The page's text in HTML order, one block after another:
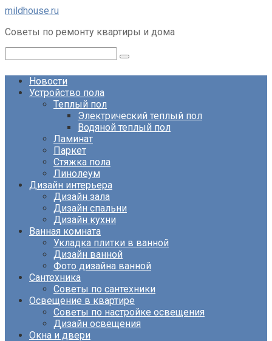
Перейти
контенту
mildhouse.ru
Советы по ремонту квартиры и дома
Новости
Устройство пола
Теплый пол
Электрический теплый пол
Водяной теплый пол
Ламинат
Паркет
Стяжка пола
Линолеум
Дизайн интерьера
Дизайн зала
Дизайн спальни
Дизайн кухни
Ванная комната
Укладка плитки в ванной
Дизайн ванной
Фото дизайна ванной
Сантехника
Советы по сантехники
Освещение в квартире
Советы по настройке освещения
Дизайн освещения
Окна и двери